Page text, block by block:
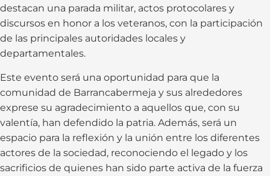
destacan una parada militar, actos protocolares y
discursos en honor a los veteranos, con la participación
de las principales autoridades locales y
departamentales.
Este evento será una oportunidad para que la
comunidad de Barrancabermeja y sus alrededores
exprese su agradecimiento a aquellos que, con su
valentía, han defendido la patria. Además, será un
espacio para la reflexión y la unión entre los diferentes
actores de la sociedad, reconociendo el legado y los
sacrificios de quienes han sido parte activa de la fuerza